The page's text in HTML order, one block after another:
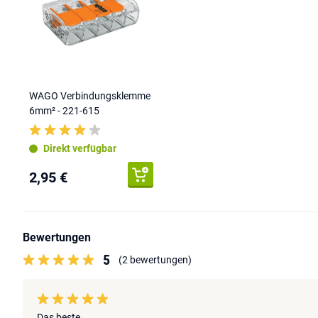
WAGO Verbindungsklemme
6mm² - 221-615
Direkt verfügbar
2,95 €
Bewertungen
5 (2 bewertungen)